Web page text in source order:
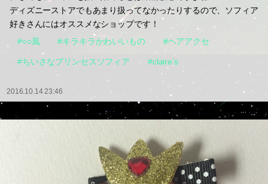
ディズニーストアでもあまり扱ってなかったりするので、ソフィア
好きさんにはオススメなショップです！
#○○風
#キラキラかわいいもの #ヘアアクセ
#ちいさなプリンセスソフィア #claire’s
2016.10.14 23:46